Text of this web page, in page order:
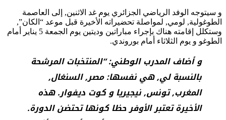
و سيتوجه الوفد الرياضي الجزائري يوم غد الاثنين, إلى العاصمة
الطوغولية, لومي, لمواصلة تحضيراته الأخيرة قبل موعد “الكان”,
وستكلل إقامته هناك بإجراء مباراتين وديتين يوم الجمعة 5 يناير أمام
الطوغو و يوم الثلاثاء أمام بوروندي.
و أضاف المدرب الوطني: “المنتخبات المرشحة
بالنسبة لي, هي نفسها: مصر, السنغال,
المغرب, تونس, نيجيريا و كوت ديفوار. هذه
الأخيرة تعتبر الأوفر حظا كونها تحتضن الدورة.